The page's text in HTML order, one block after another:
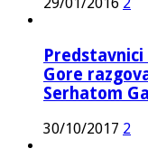
29/01/2016 2
Gore
Serhatom
30/10/2017 2